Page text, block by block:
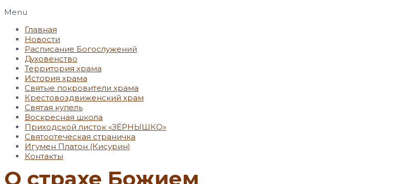
Menu
Главная
Новости
Расписание Богослужений
Духовенство
Территория храма
История храма
Святые покровители храма
Крестовоздвиженский храм
Святая купель
Воскресная школа
Приходской листок «ЗЁРНЫШКО»
Святоотеческая страничка
Игумен Платон (Кисурин)
Контакты
О страхе Божием